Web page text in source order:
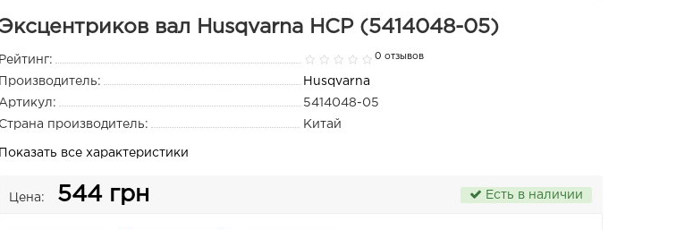
вал Husqvarna HCP (5414048-05)
Рейтинг: 0 отзывов
Производитель:
Husqvarna
Артикул:
5414048-05
Страна производитель:
Китай
Показать все характеристики
Цена: 544 грн Есть в наличии